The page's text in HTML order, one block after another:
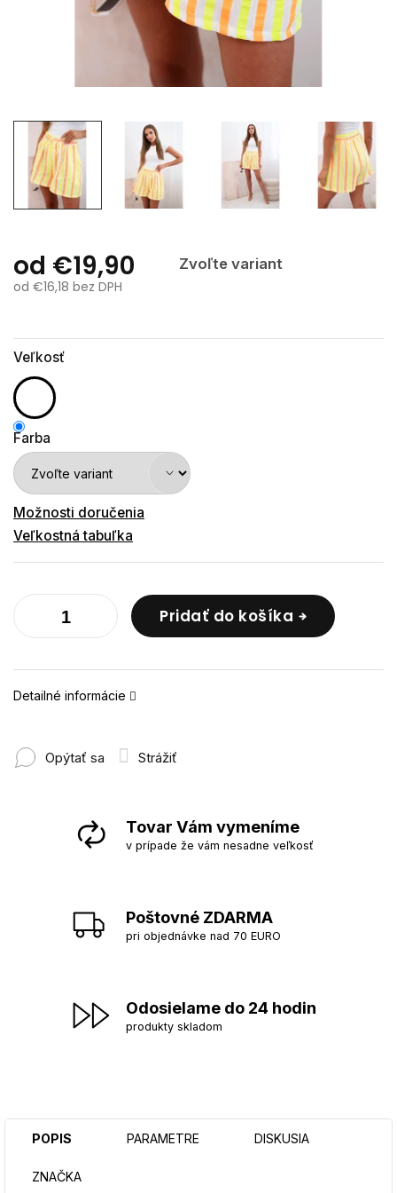
od €19,90
Zvoľte variant
od €16,18 bez DPH
Veľkosť
Farba
Možnosti doručenia
Veľkostná tabuľka
Pridať do košíka
Detailné informácie
Opýtať sa Strážiť
Tovar Vám vymeníme
v prípade že vám nesadne veľkosť
Poštovné ZDARMA
pri objednávke nad 70 EURO
Odosielame do 24 hodin
produkty skladom
POPIS PARAMETRE DISKUSIA
ZNAČKA